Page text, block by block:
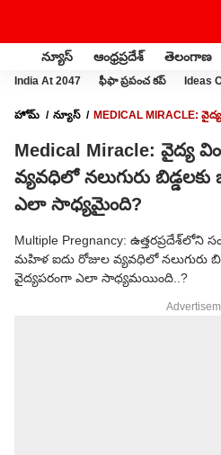
న్యూస్ ఆంధ్రప్రదేశ్ తెలంగాణ
India At 2047 ఫీఫా ప్రపంచ కప్ Ideas
హోమ్ న్యూస్
MEDICAL MIRACLE:
Medical Miracle: వైద్య
వ్యవధిలో నలుగురు బిడ్డలకు
ఎలా సాధ్యమైంది?
Multiple Pregnancy:
మహిళ ఐదు రోజుల వ్యవధిలో నలుగురు
వైద్యపరంగా ఎలా సాధ్యమయింది..?